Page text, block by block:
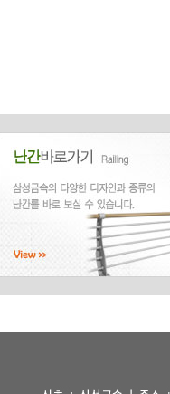
보존 기간 : 5년
대금결제 및 재화 등의 공급에 관
소비자의 불만 또는 분쟁처리에
신용정보의 수집/처리 및 이용 등
개인정보의 파기 절차 및 방법
회사는 원칙적으로 개인정보 수
다.
련 법령에 의한 정보보호 사유에